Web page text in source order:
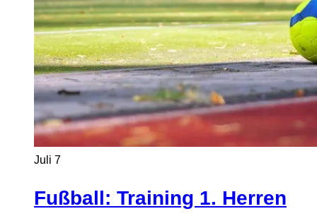
Juli 7
Fußball: Training 1. Herren